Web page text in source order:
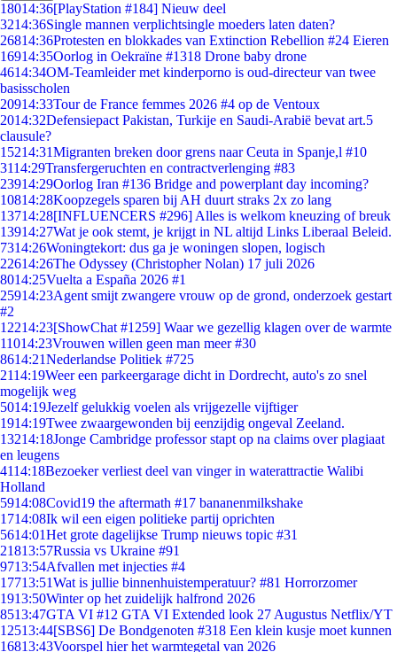
18014:36[PlayStation #184] Nieuw deel
3214:36Single mannen verplichtsingle moeders laten daten?
26814:36Protesten en blokkades van Extinction Rebellion #24 Eieren
16914:35Oorlog in Oekraïne #1318 Drone baby drone
4614:34OM-Teamleider met kinderporno is oud-directeur van twee
basisscholen
20914:33Tour de France femmes 2026 #4 op de Ventoux
2014:32Defensiepact Pakistan, Turkije en Saudi-Arabië bevat art.5
clausule?
15214:31Migranten breken door grens naar Ceuta in Spanje,l #10
3114:29Transfergeruchten en contractverlenging #83
23914:29Oorlog Iran #136 Bridge and powerplant day incoming?
10814:28Koopzegels sparen bij AH duurt straks 2x zo lang
13714:28[INFLUENCERS #296] Alles is welkom kneuzing of breuk
13914:27Wat je ook stemt, je krijgt in NL altijd Links Liberaal Beleid.
7314:26Woningtekort: dus ga je woningen slopen, logisch
22614:26The Odyssey (Christopher Nolan) 17 juli 2026
8014:25Vuelta a España 2026 #1
25914:23Agent smijt zwangere vrouw op de grond, onderzoek gestart
#2
12214:23[ShowChat #1259] Waar we gezellig klagen over de warmte
11014:23Vrouwen willen geen man meer #30
8614:21Nederlandse Politiek #725
2114:19Weer een parkeergarage dicht in Dordrecht, auto's zo snel
mogelijk weg
5014:19Jezelf gelukkig voelen als vrijgezelle vijftiger
1914:19Twee zwaargewonden bij eenzijdig ongeval Zeeland.
13214:18Jonge Cambridge professor stapt op na claims over plagiaat
en leugens
4114:18Bezoeker verliest deel van vinger in waterattractie Walibi
Holland
5914:08Covid19 the aftermath #17 bananenmilkshake
1714:08Ik wil een eigen politieke partij oprichten
5614:01Het grote dagelijkse Trump nieuws topic #31
21813:57Russia vs Ukraine #91
9713:54Afvallen met injecties #4
17713:51Wat is jullie binnenhuistemperatuur? #81 Horrorzomer
1913:50Winter op het zuidelijk halfrond 2026
8513:47GTA VI #12 GTA VI Extended look 27 Augustus Netflix/YT
12513:44[SBS6] De Bondgenoten #318 Een klein kusje moet kunnen
16813:43Voorspel hier het warmtegetal van 2026